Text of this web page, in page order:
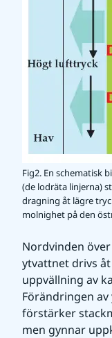
Fig2. En schematisk
(de lodräta linjerna)
dragning åt lägre
molnighet på den
Nordvinden
ytvattnet drivs
uppvällning av
Förändringen
förstärker
men gynnar